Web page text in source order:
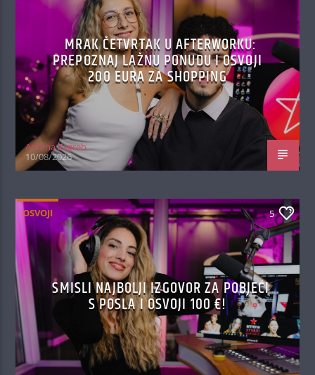
MRAK ČETVRTAK U AFTERWORKU:
PREPOZNAJ LAŽNU PONUDU I OSVOJI
200 EURA ZA SHOPPING
Antena Zagreb
10/08/2026
OSVOJI 5
SMISLI NAJBOLJI IZGOVOR ZA POBJEĆI
S POSLA I OSVOJI 100 €!